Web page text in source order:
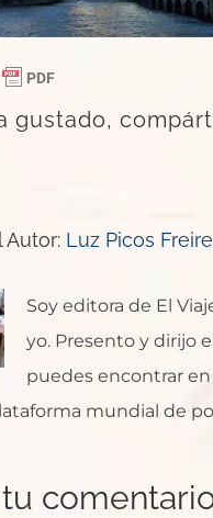
gustado,
Autor: Luz Picos Freire
Soy editora de El
yo. Presento y dirijo
puedes encontrar en
mundial de